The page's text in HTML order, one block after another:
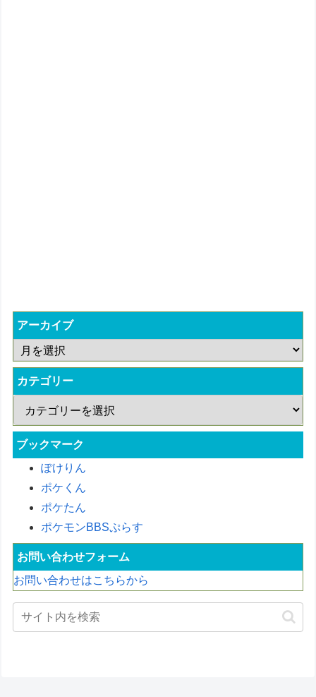
アーカイブ
カテゴリー
ブックマーク
ぽけりん
ポケくん
ポケたん
ポケモンBBSぷらす
お問い合わせフォーム
お問い合わせはこちらから